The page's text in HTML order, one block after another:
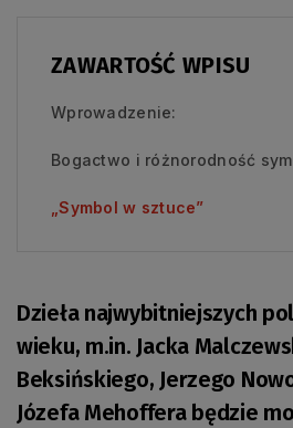
ZAWARTOŚĆ WPISU
Wprowadzenie:
Bogactwo i różnorodność
„Symbol w sztuce”
Dzieła najwybitniejszych
wieku, m.in. Jacka
Beksińskiego, Jerzego
Józefa Mehoffera będzie